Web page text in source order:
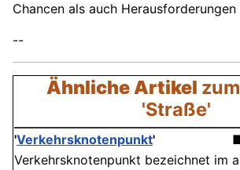
Chancen als auch
--
Ähnliche Artikel
'Straße'
'Verkehrsknotenpunkt'
Verkehrsknotenpunkt bezeichnet im